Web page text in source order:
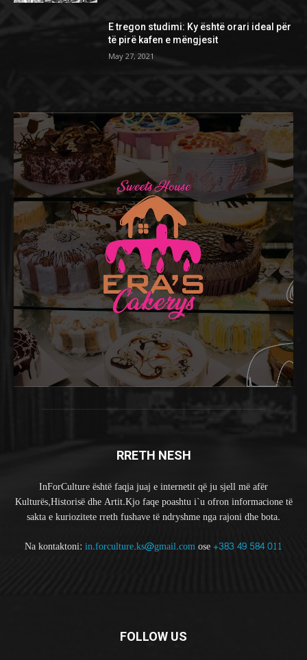
E tregon studimi: Ky është orari ideal për
të pirë kafen e mëngjesit
May 27, 2021
RRETH NESH
InForCulture është faqja juaj e internetit që ju sjell më afër
Kulturës,Historisë dhe Artit.Kjo faqe poashtu i`u ofron informacione të
sakta e kuriozitete rreth fushave të ndryshme nga rajoni dhe bota.
Na kontaktoni: in.forculture.ks@gmail.comose+383 49 584 011
FOLLOW US